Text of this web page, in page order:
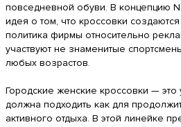
повседневной обуви. В концепцию
идея о том, что кроссовки
политика фирмы относительно
участвуют не знаменитые
любых возрастов.
Городские женские кроссовки — это
должна подходить как для
активного отдыха. В этой линейке